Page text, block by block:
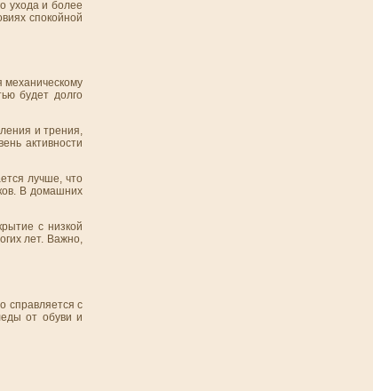
ухода и более
спокойной
механическому
будет долго
и трения,
активности
лучше, что
В домашних
с низкой
лет. Важно,
справляется с
от обуви и